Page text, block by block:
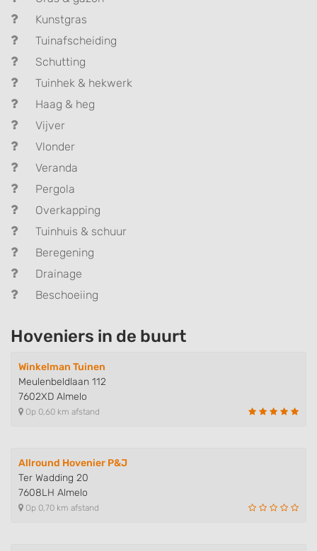
Kunstgras
Tuinafscheiding
Schutting
Tuinhek & hekwerk
Haag & heg
Vijver
Vlonder
Veranda
Pergola
Overkapping
Tuinhuis & schuur
Beregening
Drainage
Beschoeiing
Hoveniers in de buurt
Winkelman Tuinen
Meulenbeldlaan 112
7602XD Almelo
Op 0,60 km afstand
Allround Hovenier P&J
Ter Wadding 20
7608LH Almelo
Op 0,70 km afstand